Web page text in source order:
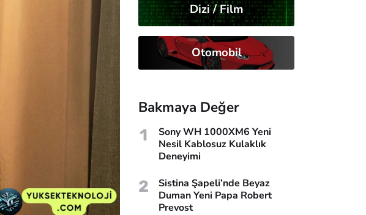
Dizi / Film
Otomobil
Bakmaya Değer
1
Sony WH 1000XM6 Yeni
Nesil Kablosuz Kulaklık
Deneyimi
2
Sistina Şapeli’nde Beyaz
Duman Yeni Papa Robert
Prevost